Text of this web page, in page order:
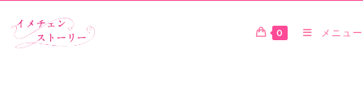
0 メニュー